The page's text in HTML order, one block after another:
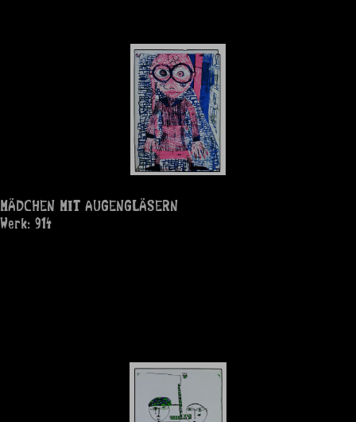
MÄDCHEN MIT AUGENGLÄSERN
Werk: 914